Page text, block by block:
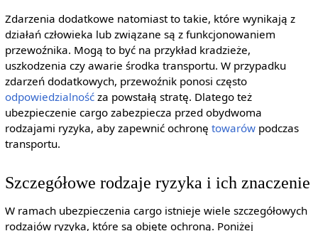
Zdarzenia dodatkowe natomiast to takie, które wynikają z
działań człowieka lub związane są z funkcjonowaniem
przewoźnika. Mogą to być na przykład kradzieże,
uszkodzenia czy awarie środka transportu. W przypadku
zdarzeń dodatkowych, przewoźnik ponosi często
odpowiedzialnośćza powstałą stratę. Dlatego też
ubezpieczenie cargo zabezpiecza przed obydwoma
rodzajami ryzyka, aby zapewnić ochronę towarówpodczas
transportu.
Szczegółowe rodzaje ryzyka i ich znaczenie
W ramach ubezpieczenia cargo istnieje wiele szczegółowych
rodzajów ryzyka, które są objęte ochroną. Poniżej